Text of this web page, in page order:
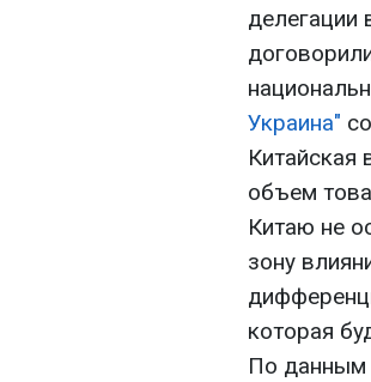
делегации
Украина"
Китайская
объем
Китаю не
зону
которая
По данным